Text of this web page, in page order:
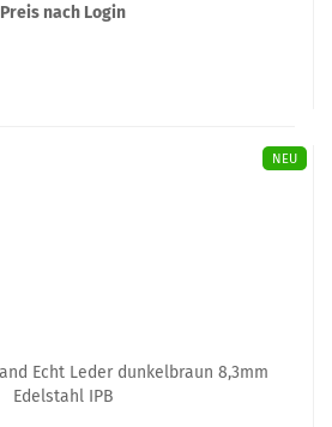
Preis nach Login
NEU